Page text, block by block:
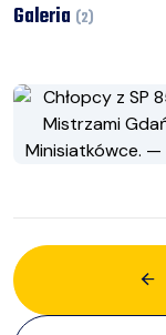
Galeria (2)